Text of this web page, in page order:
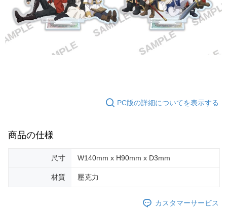
PC版の詳細についてを表示する
商品の仕様
尺寸 W140mm x H90mm x D3mm
材質 壓克力
カスタマーサービス